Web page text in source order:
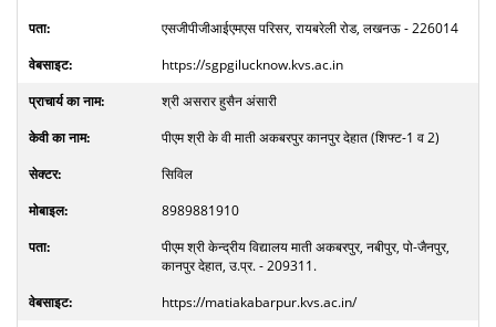
एसजीपीजीआईएमएस परिसर, रायबरेली रोड, लखनऊ - 226014
https://sgpgilucknow.kvs.ac.in
श्री असरार हुसैन अंसारी
पीएम श्री के वी माती अकबरपुर कानपुर देहात (शिफ्ट-1 व 2)
सिविल
8989881910
पीएम श्री केन्द्रीय विद्यालय माती अकबरपुर, नबीपुर, पो-जैनपुर,
कानपुर देहात, उ.प्र. - 209311.
https://matiakabarpur.kvs.ac.in/